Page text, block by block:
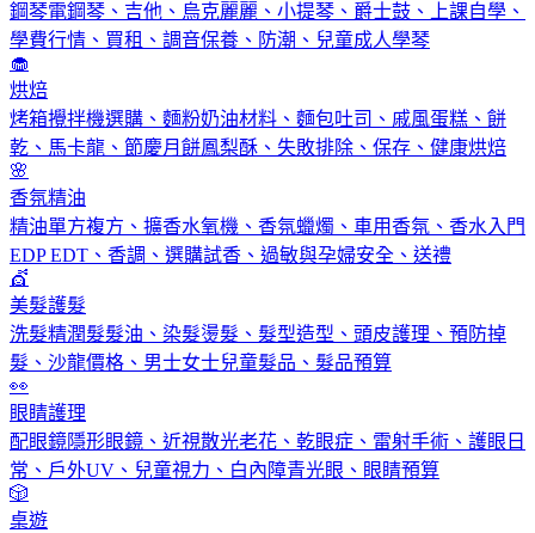
鋼琴電鋼琴、吉他、烏克麗麗、小提琴、爵士鼓、上課自學、
學費行情、買租、調音保養、防潮、兒童成人學琴
🧁
烘焙
烤箱攪拌機選購、麵粉奶油材料、麵包吐司、戚風蛋糕、餅
乾、馬卡龍、節慶月餅鳳梨酥、失敗排除、保存、健康烘焙
🌸
香氛精油
精油單方複方、擴香水氧機、香氛蠟燭、車用香氛、香水入門
EDP EDT、香調、選購試香、過敏與孕婦安全、送禮
💇
美髮護髮
洗髮精潤髮髮油、染髮燙髮、髮型造型、頭皮護理、預防掉
髮、沙龍價格、男士女士兒童髮品、髮品預算
👀
眼睛護理
配眼鏡隱形眼鏡、近視散光老花、乾眼症、雷射手術、護眼日
常、戶外UV、兒童視力、白內障青光眼、眼睛預算
🎲
桌遊